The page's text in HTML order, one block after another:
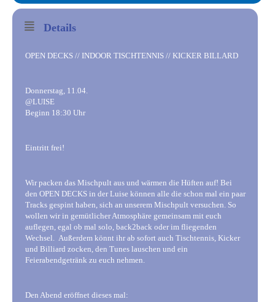
Details
OPEN DECKS // INDOOR TISCHTENNIS // KICKER BILLARD
Donnerstag, 11.04.
@LUISE
Beginn 18:30 Uhr
Eintritt frei!
Wir packen das Mischpult aus und wärmen die Hüften auf! Bei
den OPEN DECKS in der Luise können alle die schon mal ein paar
Tracks gespint haben, sich an unserem Mischpult versuchen. So
wollen wir in gemütlicher Atmosphäre gemeinsam mit euch
auflegen, egal ob mal solo, back2back oder im fliegenden
Wechsel. Außerdem könnt ihr ab sofort auch Tischtennis, Kicker
und Billiard zocken, den Tunes lauschen und ein
Feierabendgetränk zu euch nehmen.
Den Abend eröffnet dieses mal: